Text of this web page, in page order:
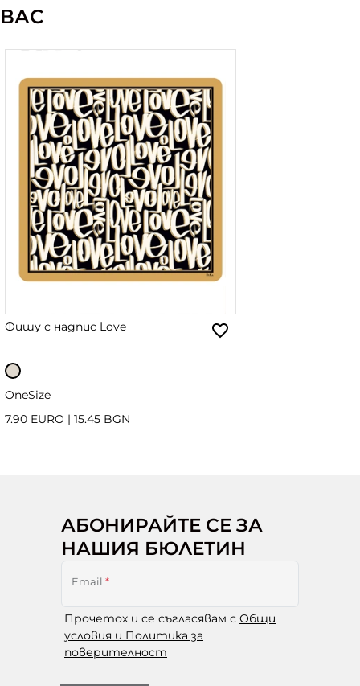
ВАС
Фишу с надпис Love
OneSize
7.90 EURO | 15.45 BGN
АБОНИРАЙТЕ СЕ ЗА
НАШИЯ БЮЛЕТИН
Email *
Прочетох и се съгласявам с Общи
условия и Политика за
поверителност